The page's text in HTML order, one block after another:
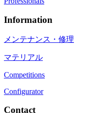
Information
メンテナンス・修理
マテリアル
Competitions
Configurator
Contact